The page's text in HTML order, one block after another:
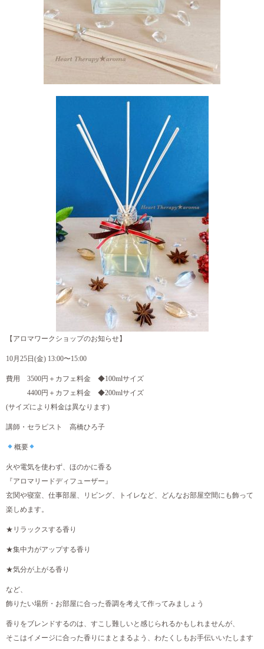
【アロマワークショップのお知らせ】
10月25日(金) 13:00〜15:00
費用 3500円＋カフェ料金 ◆100mlサイズ
4400円＋カフェ料金 ◆200mlサイズ
(サイズにより料金は異なります)
講師・セラピスト 高橋ひろ子
概要
火や電気を使わず、ほのかに香る
『アロマリードディフューザー』
玄関や寝室、仕事部屋、リビング、トイレなど、どんなお部屋空間にも飾って
楽しめます。
★リラックスする香り
★集中力がアップする香り
★気分が上がる香り
など、
飾りたい場所・お部屋に合った香調を考えて作ってみましょう
香りをブレンドするのは、すこし難しいと感じられるかもしれませんが、
そこはイメージに合った香りにまとまるよう、わたくしもお手伝いいたします